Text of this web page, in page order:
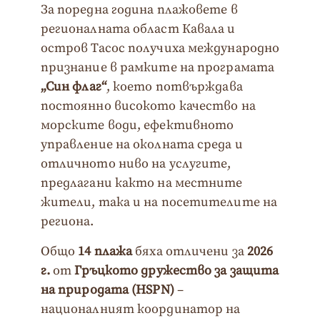
За поредна година плажовете в
регионалната област Кавала и
остров Тасос получиха международно
признание в рамките на програмата
„Синфлаг“, което потвърждава
постоянно високото качество на
морските води, ефективното
управление на околната среда и
отличното ниво на услугите,
предлагани както на местните
жители, така и на посетителите на
региона.
Общо 14плажабяха отличени за2026
г.отГръцкотодружествозазащита
наприродата(HSPN)–
националният координатор на